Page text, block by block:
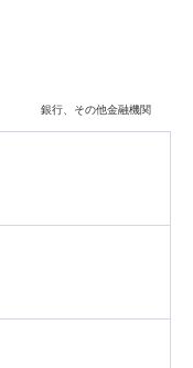
銀行、その他金融機関